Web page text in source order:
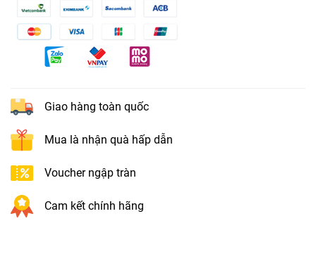
Giao hàng toàn quốc
Mua là nhận quà hấp dẫn
Voucher ngập tràn
Cam kết chính hãng